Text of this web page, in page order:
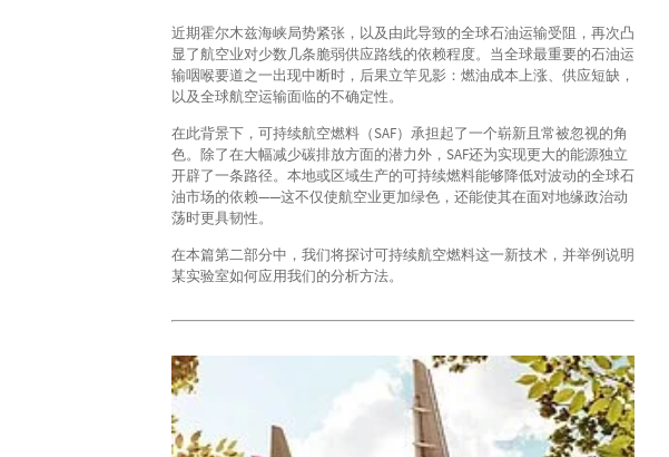
近期霍尔木兹海峡局势紧张，以及由此导致的全球石油运输受阻，再次凸
显了航空业对少数几条脆弱供应路线的依赖程度。当全球最重要的石油运
输咽喉要道之一出现中断时，后果立竿见影：燃油成本上涨、供应短缺，
以及全球航空运输面临的不确定性。
在此背景下，可持续航空燃料（SAF）承担起了一个崭新且常被忽视的角
色。除了在大幅减少碳排放方面的潜力外，SAF还为实现更大的能源独立
开辟了一条路径。本地或区域生产的可持续燃料能够降低对波动的全球石
油市场的依赖——这不仅使航空业更加绿色，还能使其在面对地缘政治动
荡时更具韧性。
在本篇第二部分中，我们将探讨可持续航空燃料这一新技术，并举例说明
某实验室如何应用我们的分析方法。